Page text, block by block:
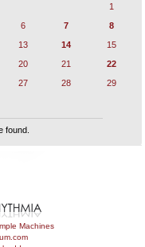
1
6 7
8
13 14
15
20 21
22
27 28
29
found.
Machines